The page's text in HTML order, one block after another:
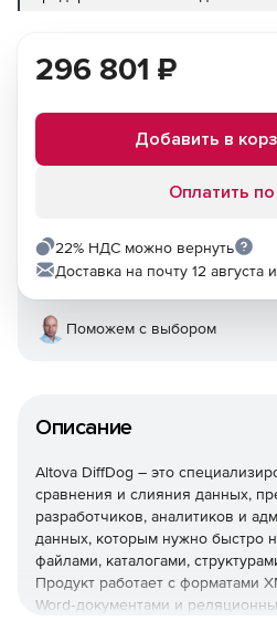
Описание
Altova DiffDog – это
сравнения и слияния данных,
разработчиков, аналитиков и
данных, которым нужно быстро
файлами, каталогами,
Продукт работает с форматами
Word‑документами и
296 801 ₽
Добавить в
Оплатить по
22% НДС можно вернуть
Доставка на почту 12 августа
Поможем с выбором